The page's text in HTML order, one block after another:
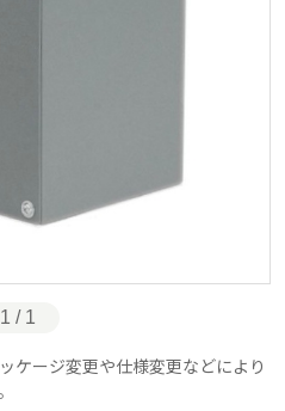
1 / 1
ケージ変更や仕様変更などにより